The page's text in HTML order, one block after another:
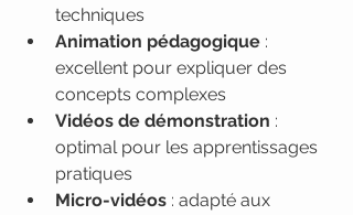
techniques
Animation pédagogique :
excellent pour expliquer des
concepts complexes
Vidéos de démonstration :
optimal pour les apprentissages
pratiques
Micro-vidéos : adapté aux